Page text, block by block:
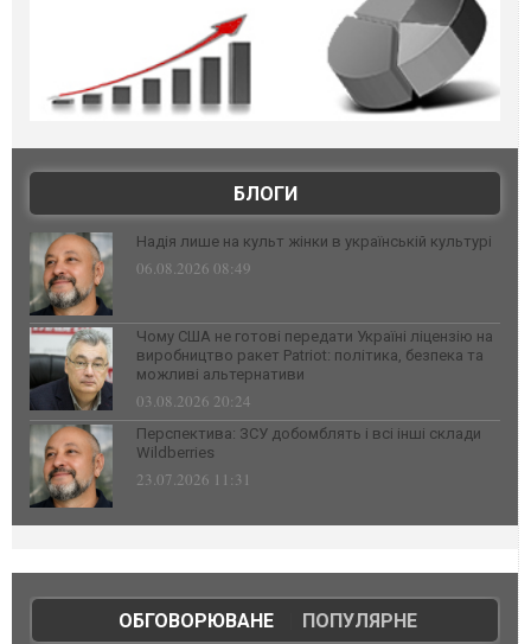
БЛОГИ
Надія лише на культ жінки в українській культурі
06.08.2026 08:49
Чому США не готові передати Україні ліцензію на
виробництво ракет Patriot: політика, безпека та
можливі альтернативи
03.08.2026 20:24
Перспектива: ЗСУ добомблять і всі інші склади
Wildberries
23.07.2026 11:31
ОБГОВОРЮВАНЕ| ПОПУЛЯРНЕ